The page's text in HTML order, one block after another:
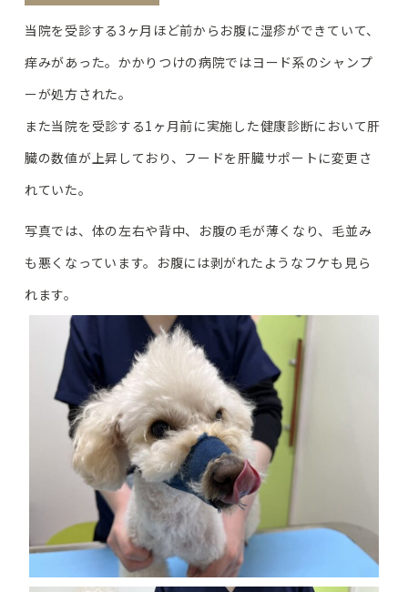
当院を受診する3ヶ月ほど前からお腹に湿疹ができていて、
痒みがあった。かかりつけの病院ではヨード系のシャンプ
ーが処方された。
また当院を受診する1ヶ月前に実施した健康診断において肝
臓の数値が上昇しており、フードを肝臓サポートに変更さ
れていた。
写真では、体の左右や背中、お腹の毛が薄くなり、毛並み
も悪くなっています。お腹には剥がれたようなフケも見ら
れます。